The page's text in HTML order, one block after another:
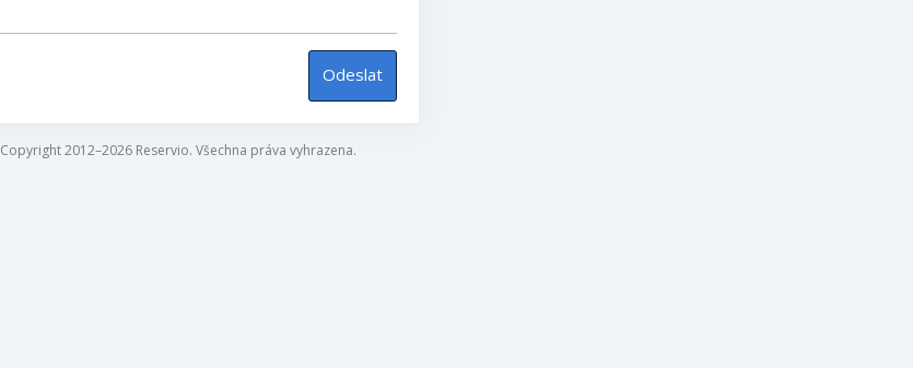
Odeslat
Copyright 2012–2026 Reservio. Všechna práva vyhrazena.